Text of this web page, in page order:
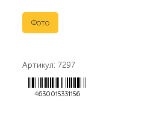
Фото
Артикул: 7297
4630015331156